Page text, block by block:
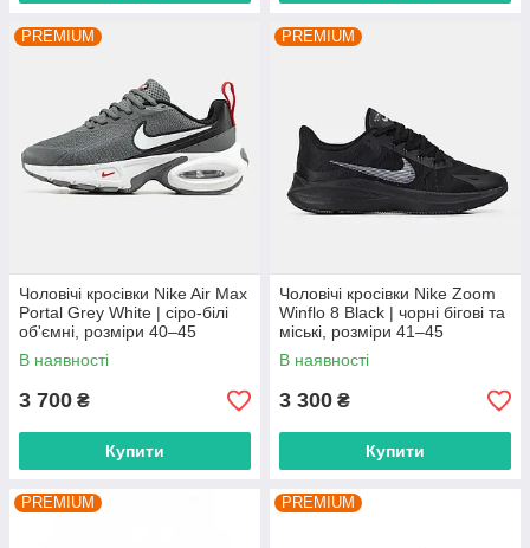
PREMIUM
Чоловічі кросівки Nike Air Max
Portal Grey White | сіро-білі
об'ємні, розміри 40–45
В наявності
3 700 ₴
Купити
PREMIUM
Чоловічі кросівки Nike Zoom
Winflo 8 Black | чорні бігові та
міські, розміри 41–45
В наявності
3 300 ₴
Купити
PREMIUM PREMIUM